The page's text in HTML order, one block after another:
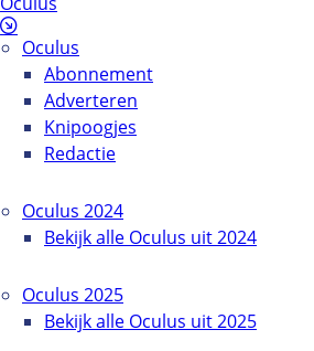
Oculus
Abonnement
Adverteren
Knipoogjes
Redactie
Oculus 2024
Bekijk alle Oculus uit 2024
Oculus 2025
Bekijk alle Oculus uit 2025